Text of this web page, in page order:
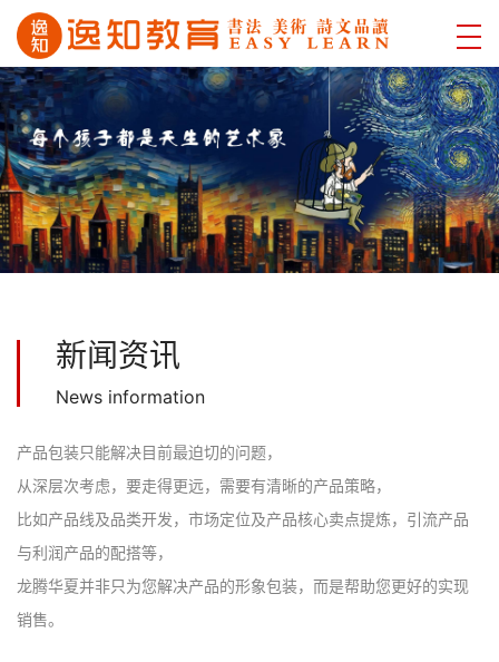
新闻资讯
News information
产品包装只能解决目前最迫切的问题，
从深层次考虑，要走得更远，需要有清晰的产品策略，
比如产品线及品类开发，市场定位及产品核心卖点提炼，引流产品
与利润产品的配搭等，
龙腾华夏并非只为您解决产品的形象包装，而是帮助您更好的实现
销售。